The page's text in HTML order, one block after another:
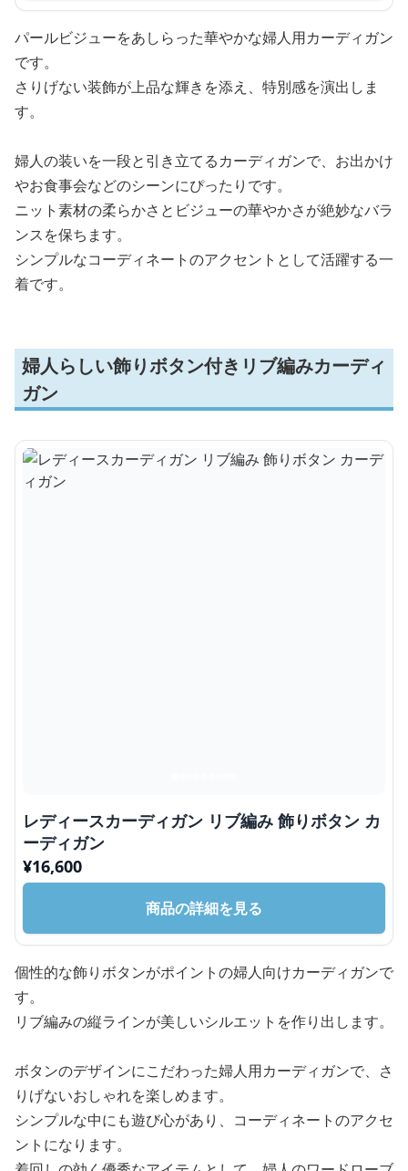
パールビジューをあしらった華やかな婦人用カーディガン
です。
さりげない装飾が上品な輝きを添え、特別感を演出しま
す。
婦人の装いを一段と引き立てるカーディガンで、お出かけ
やお食事会などのシーンにぴったりです。
ニット素材の柔らかさとビジューの華やかさが絶妙なバラ
ンスを保ちます。
シンプルなコーディネートのアクセントとして活躍する一
着です。
婦人らしい飾りボタン付きリブ編みカーディ
ガン
レディースカーディガン リブ編み 飾りボタン カ
ーディガン
¥16,600
商品の詳細を見る
個性的な飾りボタンがポイントの婦人向けカーディガンで
す。
リブ編みの縦ラインが美しいシルエットを作り出します。
ボタンのデザインにこだわった婦人用カーディガンで、さ
りげないおしゃれを楽しめます。
シンプルな中にも遊び心があり、コーディネートのアクセ
ントになります。